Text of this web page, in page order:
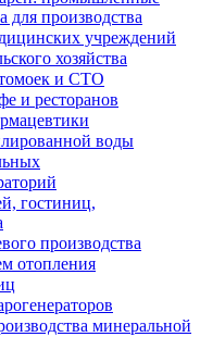
для производства
учреждений
хозяйства
и СТО
и ресторанов
воды
гостиниц,
производства
отопления
минеральной